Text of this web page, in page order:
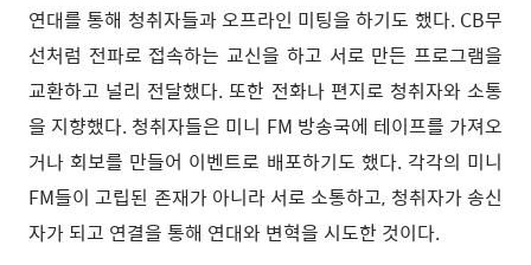
연대를 통해 청취자들과 오프라인 미팅을 하기도 했다. CB무
선처럼 전파로 접속하는 교신을 하고 서로 만든 프로그램을
교환하고 널리 전달했다. 또한 전화나 편지로 청취자와 소통
을 지향했다. 청취자들은 미니 FM 방송국에 테이프를 가져오
거나 회보를 만들어 이벤트로 배포하기도 했다. 각각의 미니
FM들이 고립된 존재가 아니라 서로 소통하고, 청취자가 송신
자가 되고 연결을 통해 연대와 변혁을 시도한 것이다.